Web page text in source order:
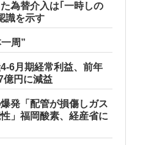
為替介入は｢一時しの
識を示す
周”
6月期経常利益、前年
億円に減益
発「配管が損傷しガス
」福岡酸素、経産省に